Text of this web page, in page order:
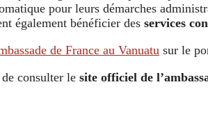
pour leurs démarches
également bénéficier des services
de France au Vanuatu sur le
consulter le site officiel de